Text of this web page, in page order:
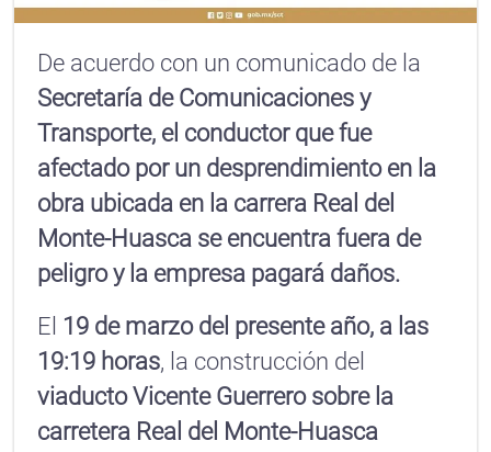
De acuerdo con un comunicado de la
Secretaría de Comunicaciones y
Transporte, el conductor que fue
afectado por un desprendimiento en la
obra ubicada en la carrera Real del
Monte-Huasca se encuentra fuera de
peligro y la empresa pagará daños.
El 19 de marzo del presente año, a las
19:19 horas, la construcción del
viaducto Vicente Guerrero sobre la
carretera Real del Monte-Huasca